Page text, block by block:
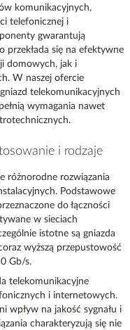
komunikacyjnych,
telefonicznej i
gwarantują
przekłada się na efektywne
domowych, jak i
W naszej ofercie
telekomunikacyjnych
wymagania nawet
i rodzaje
różnorodne rozwiązania
Podstawowe
do łączności
w sieciach
istotne są gniazda
wyższą przepustowość
Gb/s.
telekomunikacyjne
i internetowych.
wpływ na jakość sygnału i
charakteryzują się nie